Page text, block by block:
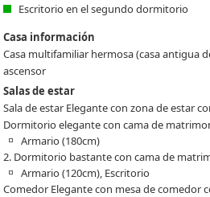
Escritorio en el segundo dormitorio
Casa información
Casa multifamiliar hermosa (casa antigua
ascensor
Salas de estar
Sala de estar Elegante con zona de estar
Dormitorio elegante con cama de
Armario (180cm)
2. Dormitorio bastante con cama de
Armario (120cm), Escritorio
Comedor Elegante con mesa de comedor